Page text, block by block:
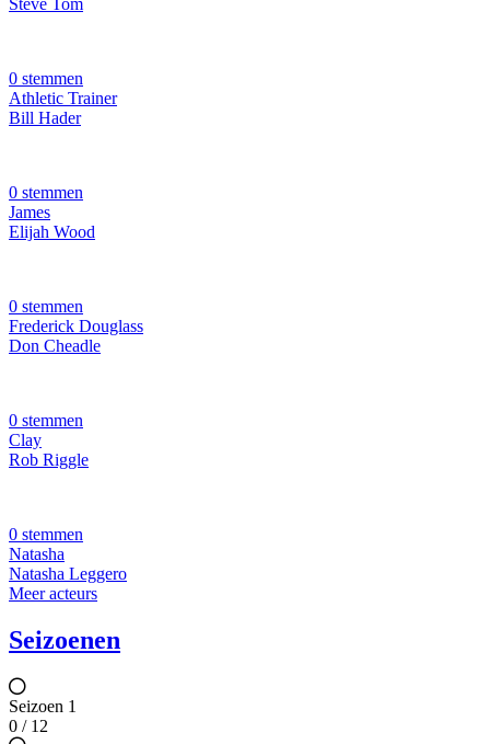
Steve Tom
0 stemmen
Athletic Trainer
Bill Hader
0 stemmen
James
Elijah Wood
0 stemmen
Frederick Douglass
Don Cheadle
0 stemmen
Clay
Rob Riggle
0 stemmen
Natasha
Natasha Leggero
Meer acteurs
Seizoenen
Seizoen 1
0 / 12